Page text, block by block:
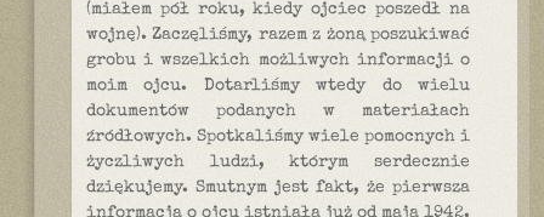
(miałem pół roku, kiedy ojciec poszedł na
wojnę). Zaczęliśmy, razem z żoną poszukiwać
grobu i wszelkich możliwych informacji o
moim ojcu. Dotarliśmy wtedy do wielu
dokumentów podanych w materiałach
źródłowych. Spotkaliśmy wiele pomocnych i
życzliwych ludzi, którym serdecznie
dziękujemy. Smutnym jest fakt, że pierwsza
informacja o ojcu istniała już od maja 1942.